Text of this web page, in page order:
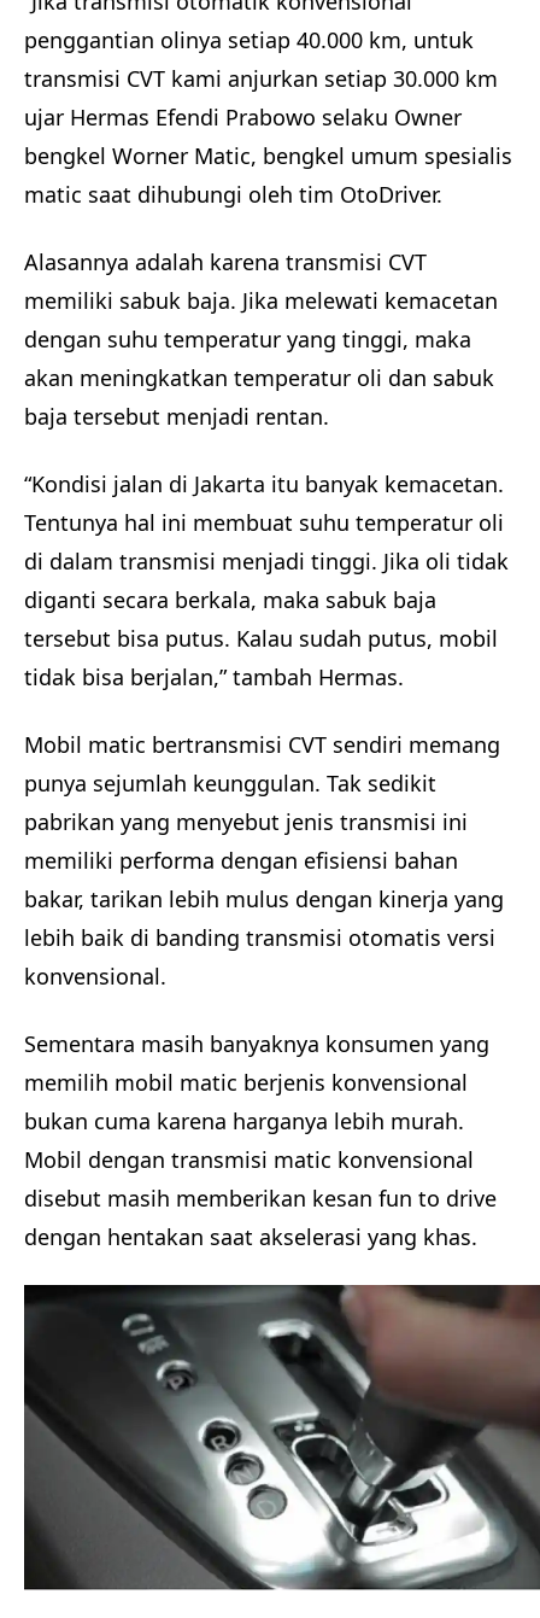
penggantian olinya setiap 40.000 km, untuk
transmisi CVT kami anjurkan setiap 30.000 km
ujar Hermas Efendi Prabowo selaku Owner
bengkel Worner Matic, bengkel umum spesialis
matic saat dihubungi oleh tim OtoDriver.
Alasannya adalah karena transmisi CVT
memiliki sabuk baja. Jika melewati kemacetan
dengan suhu temperatur yang tinggi, maka
akan meningkatkan temperatur oli dan sabuk
baja tersebut menjadi rentan.
“Kondisi jalan di Jakarta itu banyak kemacetan.
Tentunya hal ini membuat suhu temperatur oli
di dalam transmisi menjadi tinggi. Jika oli tidak
diganti secara berkala, maka sabuk baja
tersebut bisa putus. Kalau sudah putus, mobil
tidak bisa berjalan,” tambah Hermas.
Mobil matic bertransmisi CVT sendiri memang
punya sejumlah keunggulan. Tak sedikit
pabrikan yang menyebut jenis transmisi ini
memiliki performa dengan efisiensi bahan
bakar, tarikan lebih mulus dengan kinerja yang
lebih baik di banding transmisi otomatis versi
konvensional.
Sementara masih banyaknya konsumen yang
memilih mobil matic berjenis konvensional
bukan cuma karena harganya lebih murah.
Mobil dengan transmisi matic konvensional
disebut masih memberikan kesan fun to drive
dengan hentakan saat akselerasi yang khas.